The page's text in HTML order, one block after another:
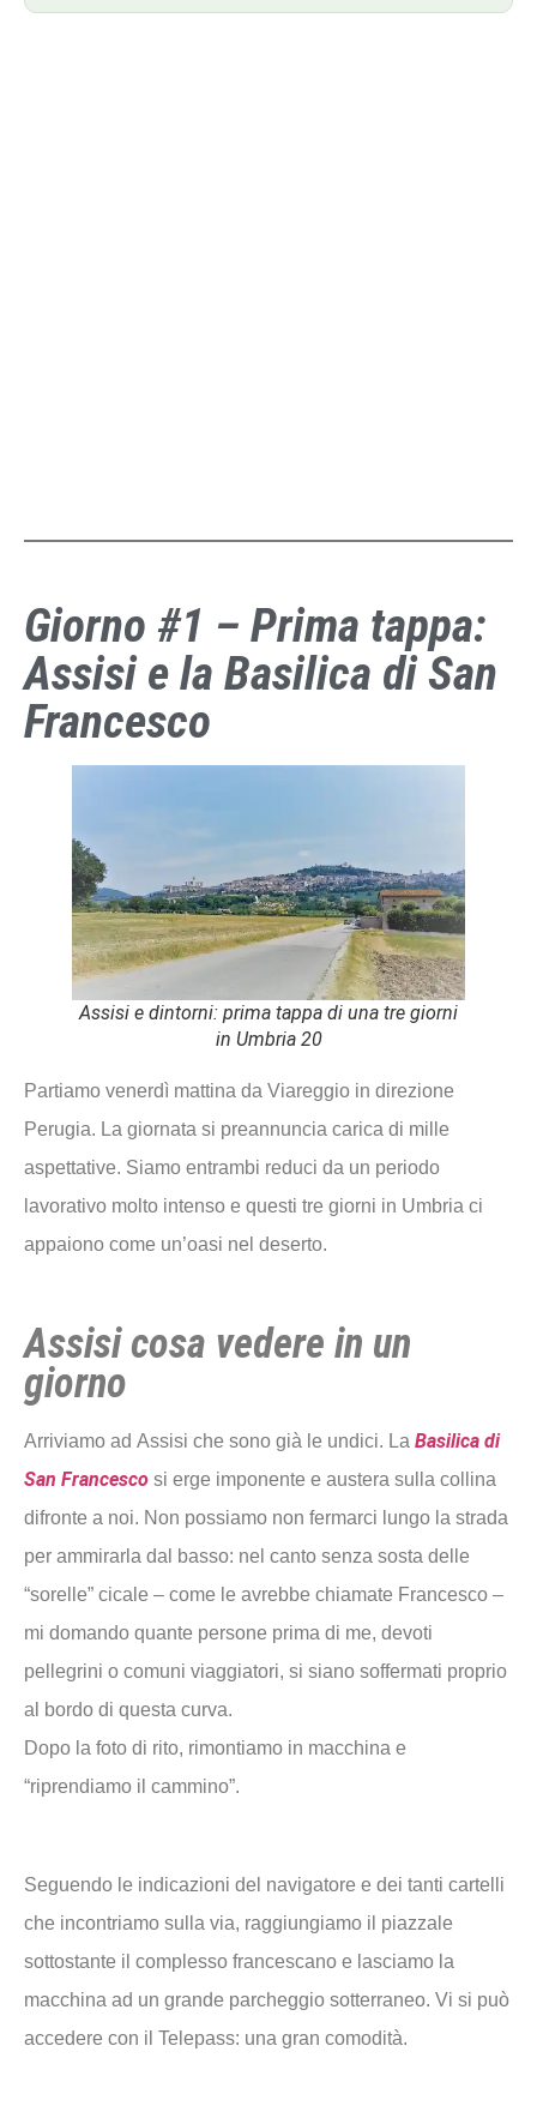
Giorno #1 – Prima tappa:
Assisi e la Basilica di San
Francesco
Assisi e dintorni: prima tappa di una tre giorni
in Umbria 20
Partiamo venerdì mattina da Viareggio in direzione
Perugia. La giornata si preannuncia carica di mille
aspettative. Siamo entrambi reduci da un periodo
lavorativo molto intenso e questi tre giorni in Umbria ci
appaiono come un’oasi nel deserto.
Assisi cosa vedere in un
giorno
Arriviamo ad Assisi che sono già le undici. La Basilica di
San Francesco si erge imponente e austera sulla collina
difronte a noi. Non possiamo non fermarci lungo la strada
per ammirarla dal basso: nel canto senza sosta delle
“sorelle” cicale – come le avrebbe chiamate Francesco –
mi domando quante persone prima di me, devoti
pellegrini o comuni viaggiatori, si siano soffermati proprio
al bordo di questa curva.
Dopo la foto di rito, rimontiamo in macchina e
“riprendiamo il cammino”.
Seguendo le indicazioni del navigatore e dei tanti cartelli
che incontriamo sulla via, raggiungiamo il piazzale
sottostante il complesso francescano e lasciamo la
macchina ad un grande parcheggio sotterraneo. Vi si può
accedere con il Telepass: una gran comodità.